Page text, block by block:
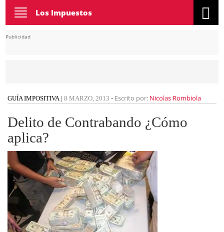
Toggle
navigation
Los Impuestos
Publicidad
GUÍA IMPOSITIVA| 8 MARZO, 2013 - Escrito por: Nicolas Rombiola
Delito de Contrabando ¿Cómo
aplica?